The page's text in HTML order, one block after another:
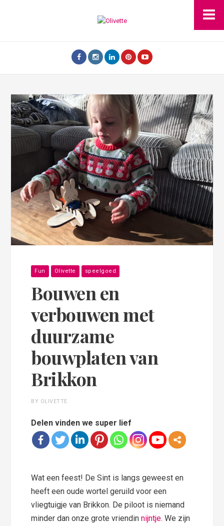
Fun Olivette speelgoed
Bouwen en
verbouwen met
duurzame
bouwplaten van
Brikkon
BY OLIVETTE
Delen vinden we super lief
Wat een feest! De Sint is langs geweest en
heeft een oude wortel geruild voor een
vliegtuigje van Brikkon. De piloot is niemand
minder dan onze grote vriendinnijntje. We zijn